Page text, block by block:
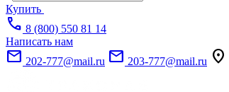
Купить
call 8 (800) 550 81 14
Написать нам
mail 202-777@mail.ru mail 203-777@mail.ru location_on